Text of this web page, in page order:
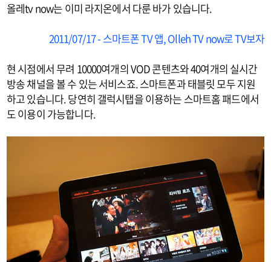
올레tv now는 이미 라지온에서 다룬 바가 있습니다.
2011/07/17 - 스마트폰 TV 앱, Olleh TV now로 TV보자
현 시점에서 무려 10000여개의 VOD 콘텐츠와 40여개의 실시간
방송 채널을 볼 수 있는 서비스죠. 스마트폰과 태블릿 모두 지원
하고 있습니다. 당연히 갤럭시탭을 이용하는 스마트홈 패드에서
도 이용이 가능합니다.